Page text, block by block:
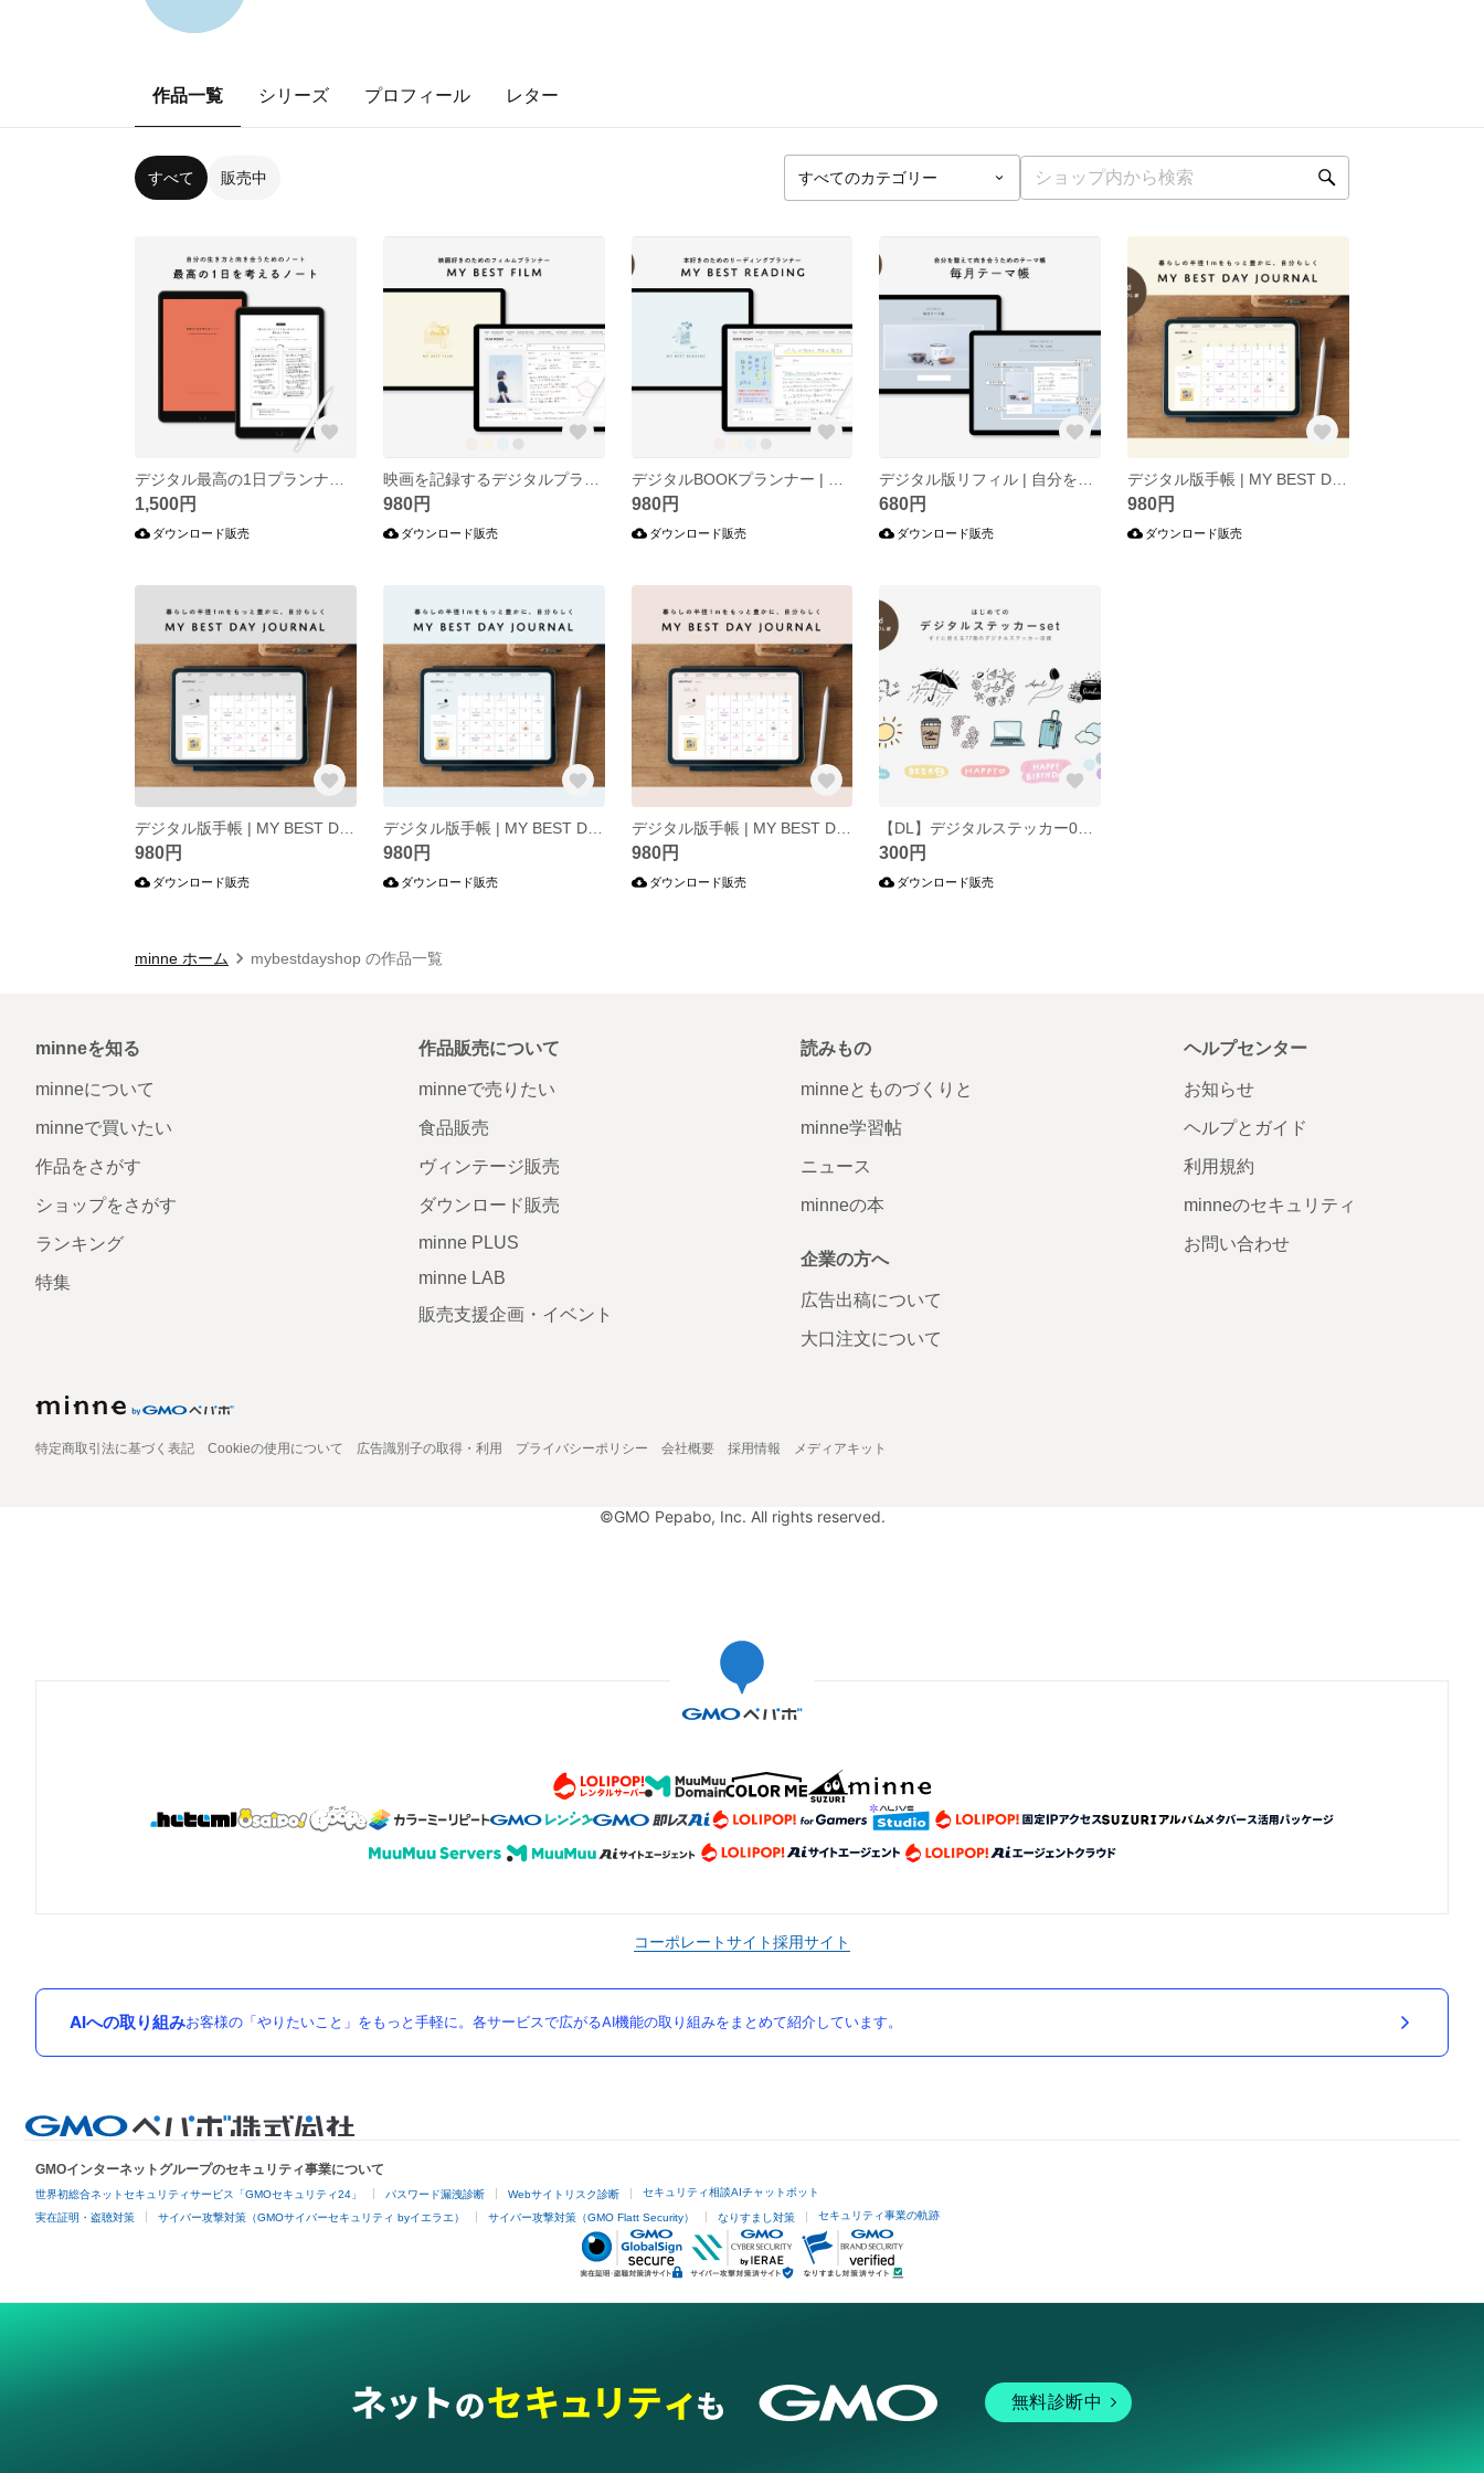
作品一覧 シリーズ プロフィール レター
すべて 販売中
1,500円
ダウンロード販売
980円
ダウンロード販売
980円
ダウンロード販売
680円
ダウンロード販売
980円
ダウンロード販売
980円
ダウンロード販売
デジタル版手帳 | MY BEST DAY JOURNAL（Blue）
980円
ダウンロード販売
デジタル版手帳 | MY BEST DAY JOURNAL（Brown）
980円
ダウンロード販売
300円
ダウンロード販売
minne ホーム mybestdayshop の作品一覧
minneを知る
minneについて
minneで買いたい
作品をさがす
ショップをさがす
ランキング
特集
作品販売について
minneで売りたい
食品販売
ヴィンテージ販売
ダウンロード販売
minne PLUS
minne LAB
販売支援企画・イベント
読みもの
minneとものづくりと
minne学習帖
ニュース
minneの本
企業の方へ
広告出稿について
大口注文について
ヘルプセンター
お知らせ
ヘルプとガイド
利用規約
minneのセキュリティ
お問い合わせ
特定商取引法に基づく表記 Cookieの使用について 広告識別子の取得・利用 プライバシーポリシー 会社概要 採用情報 メディアキット
©GMO Pepabo, Inc. All rights reserved.
コーポレートサイト採用サイト
AIへの取り組みお客様の「やりたいこと」をもっと手軽に。各サービスで広がるAI機能の取り組みをまとめて紹介しています。
GMOインターネットグループのセキュリティ事業について
世界初総合ネットセキュリティサービス「GMOセキュリティ24」 パスワード漏洩診断 Webサイトリスク診断 セキュリティ相談AIチャットボット
実在証明・盗聴対策 サイバー攻撃対策（GMOサイバーセキュリティ byイエラエ） サイバー攻撃対策（GMO Flatt Security） なりすまし対策 セキュリティ事業の軌跡
無料診断中